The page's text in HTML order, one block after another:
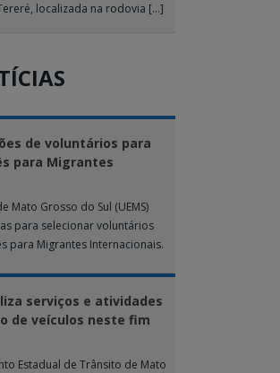
localizada na rodovia […]
de voluntários para
para Migrantes
Mato Grosso do Sul (UEMS)
para selecionar voluntários
para Migrantes Internacionais.
serviços e atividades
de veículos neste fim
Estadual de Trânsito de Mato